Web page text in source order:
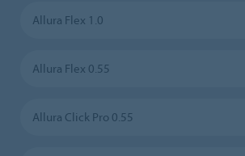
Allura Flex 1.0
Allura Flex 0.55
Allura Click Pro 0.55